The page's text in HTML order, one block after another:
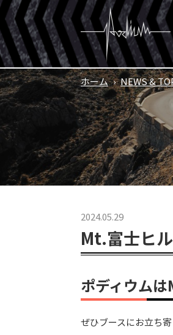
ホーム › NEWS &
2024.05.29
Mt.富士ヒ
ポディウム
ぜひブースにお立ち寄